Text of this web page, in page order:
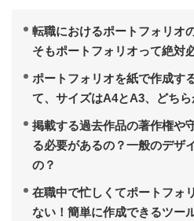
転職におけるポートフォリオ
そもポートフォリオって絶対
ポートフォリオを紙で作成す
て、サイズはA4とA3、どちら
掲載する過去作品の著作権や
る必要があるの？一般のデザ
の？
在職中で忙しくてポートフォ
ない！簡単に作成できるツー